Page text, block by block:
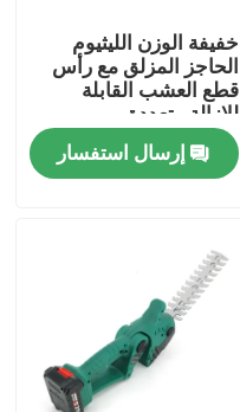
خفيفة الوزن الليثيوم
الحاجز المزلق مع رأس
قطع العشب القابلة
للإزالة متعددة
الاستخدامات
إرسال استفسار